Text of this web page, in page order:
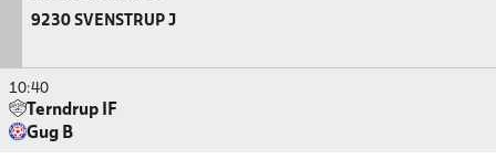
9230 SVENSTRUP J
10:40
Terndrup IF
Gug B